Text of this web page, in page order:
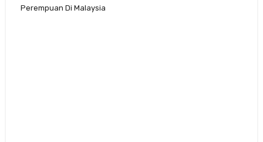
Perempuan Di Malaysia